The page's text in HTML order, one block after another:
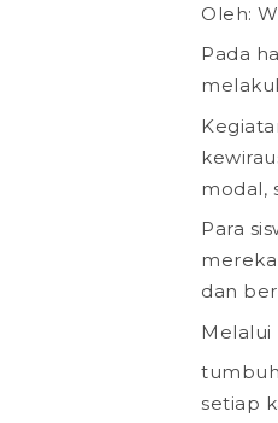
Oleh:
Pada
modal,
Para
dan
Melalui
setiap